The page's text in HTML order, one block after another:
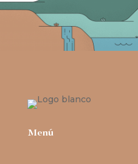
Menú